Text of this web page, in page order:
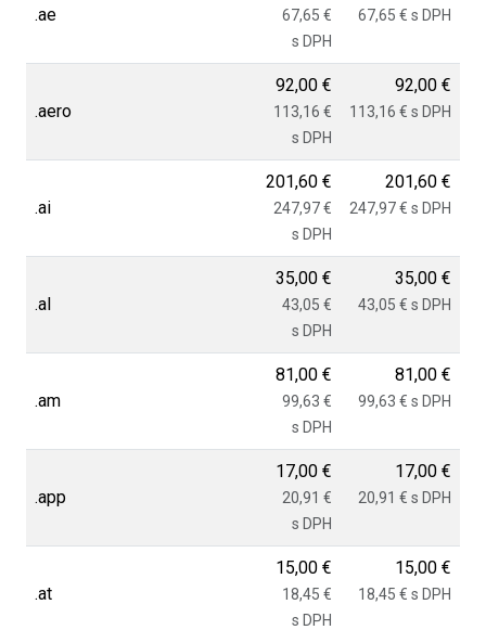
.ae
67,65 €
s DPH
67,65 € s DPH
.aero
92,00 €
113,16 €
s DPH
92,00 €
113,16 € s DPH
.ai
201,60 €
247,97 €
s DPH
201,60 €
247,97 € s DPH
.al
35,00 €
43,05 €
s DPH
35,00 €
43,05 € s DPH
.am
81,00 €
99,63 €
s DPH
81,00 €
99,63 € s DPH
.app
17,00 €
20,91 €
s DPH
17,00 €
20,91 € s DPH
.at
15,00 €
18,45 €
s DPH
15,00 €
18,45 € s DPH